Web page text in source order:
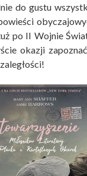
do gustu
po II Wojnie
okazji